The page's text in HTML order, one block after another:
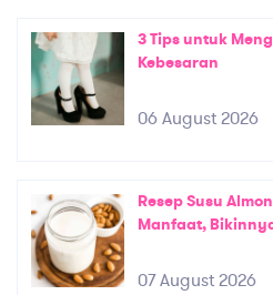
3 Tips untuk
Kebesaran
06 August 2026
Resep Susu
Manfaat,
07 August 2026